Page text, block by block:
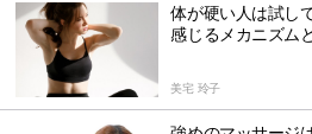
体が硬い人は試し
感じるメカニズム
美宅 玲子